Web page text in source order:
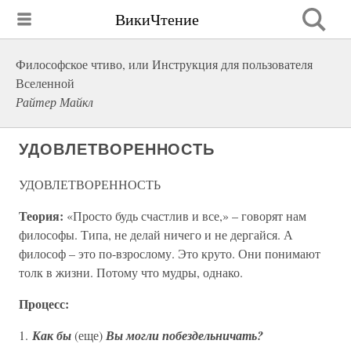
ВикиЧтение
Философское чтиво, или Инструкция для пользователя
Вселенной
Райтер Майкл
УДОВЛЕТВОРЕННОСТЬ
УДОВЛЕТВОРЕННОСТЬ
Теория: «Просто будь счастлив и все,» – говорят нам
философы. Типа, не делай ничего и не дергайся. А
философ – это по-взрослому. Это круто. Они понимают
толк в жизни. Потому что мудры, однако.
Процесс:
1. Какбы(еще)Вы могли побездельничать?